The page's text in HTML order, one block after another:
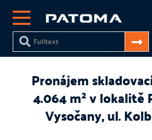
Pronájem
4.064 m² v lokalitě
Vysočany, ul.